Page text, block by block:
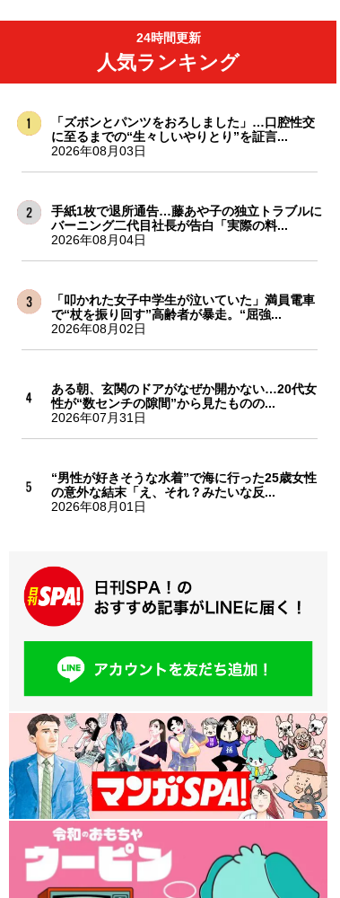
24時間更新
人気ランキング
「ズボンとパンツをおろしました」…口腔性交
に至るまでの“生々しいやりとり”を証言...
2026年08月03日
手紙1枚で退所通告…藤あや子の独立トラブルに
バーニング二代目社長が告白「実際の料...
2026年08月04日
「叩かれた女子中学生が泣いていた」満員電車
で“杖を振り回す”高齢者が暴走。“屈強...
2026年08月02日
ある朝、玄関のドアがなぜか開かない…20代女
性が“数センチの隙間”から見たものの...
2026年07月31日
“男性が好きそうな水着”で海に行った25歳女性
の意外な結末「え、それ？みたいな反...
2026年08月01日